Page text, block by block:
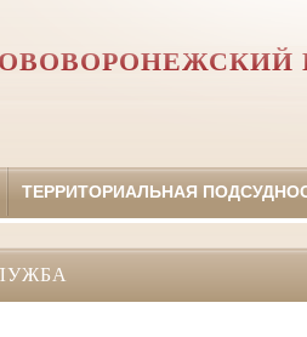
ТЕРРИТОРИАЛЬНАЯ